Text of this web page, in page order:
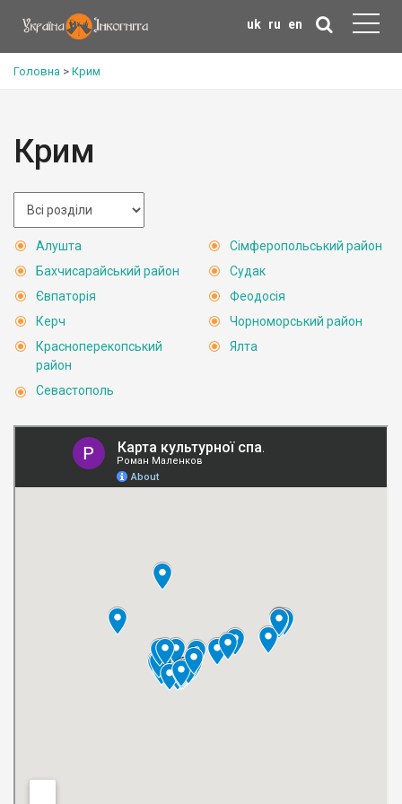
uk ru en
Головна > Крим
Крим
Алушта
Бахчисарайський район
Євпаторія
Керч
Красноперекопський
район
Севастополь
Сімферопольський район
Судак
Феодосія
Чорноморський район
Ялта